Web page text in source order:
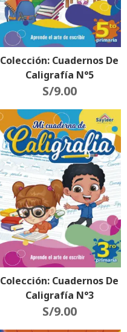
Colección: Cuadernos De
Caligrafía N°5
S/9.00
Colección: Cuadernos De
Caligrafía N°3
S/9.00